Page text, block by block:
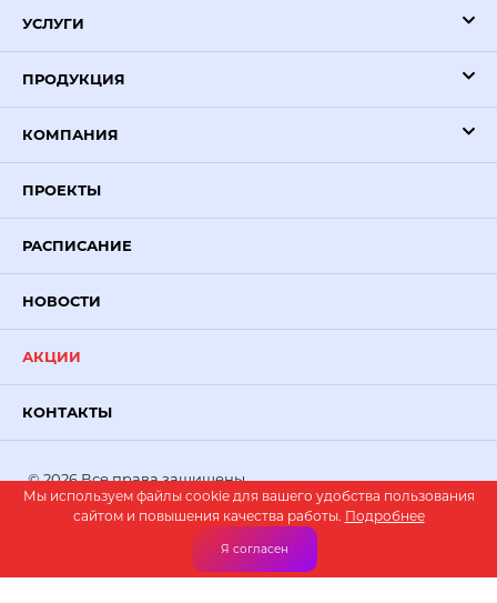
УСЛУГИ
ПРОДУКЦИЯ
КОМПАНИЯ
ПРОЕКТЫ
РАСПИСАНИЕ
НОВОСТИ
АКЦИИ
КОНТАКТЫ
© 2026 Все права защищены.
PR-VOLGA— создание сайтов
Мы используем файлы cookie для вашего удобства пользования
сайтом и повышения качества работы. Подробнее
Я согласен